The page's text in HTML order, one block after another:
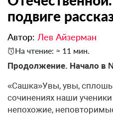
подвиге
Автор: Лев Айзерман
На чтение: ≈ 11 мин.
Продолжение. Начало в
«Сашка»Увы, увы,
сочинениях наши
непохожие,